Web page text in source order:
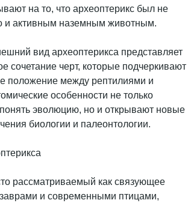
на то, что археоптерикс был не
и активным наземным животным.
вид археоптерикса представляет
сочетание черт, которые подчеркивают
положение между рептилиями и
особенности не только
эволюцию, но и открывают новые
биологии и палеонтологии.
рассматриваемый как связующее
и современными птицами,